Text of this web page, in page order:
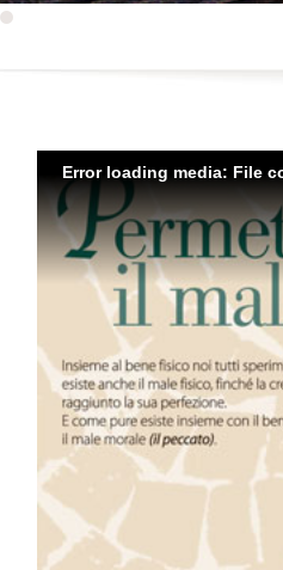
Error loading media: File